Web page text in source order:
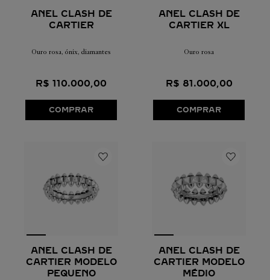
ANEL CLASH DE
CARTIER
Ouro rosa, ónix, diamantes
R$ 110.000,00
COMPRAR
ANEL CLASH DE
CARTIER XL
Ouro rosa
R$ 81 .000,00
COMPRAR
ANEL CLASH DE
CARTIER MODELO
PEQUENO
ANEL CLASH DE
CARTIER MODELO
MÉDIO